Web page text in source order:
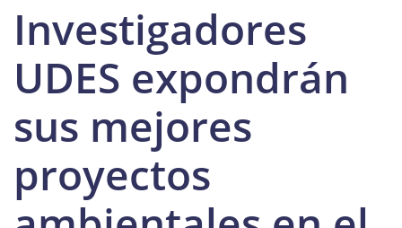
Investigadores
UDES expondrán
sus mejores
proyectos